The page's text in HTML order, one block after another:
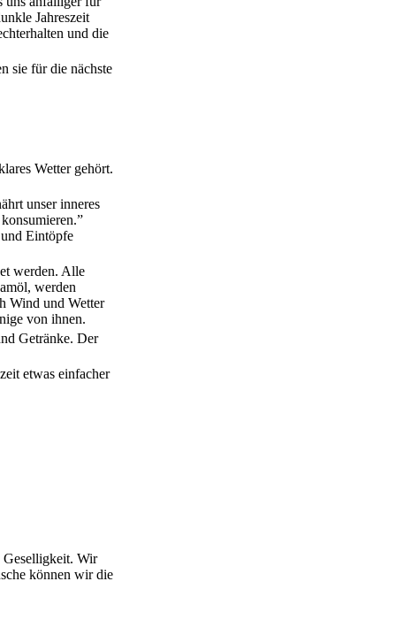
Jahreszeit
und die
sie für die nächste
Wetter gehört.
unser inneres
Eintöpfe
werden. Alle
werden
Wind und Wetter
von ihnen.
Getränke. Der
etwas einfacher
Geselligkeit. Wir
können wir die